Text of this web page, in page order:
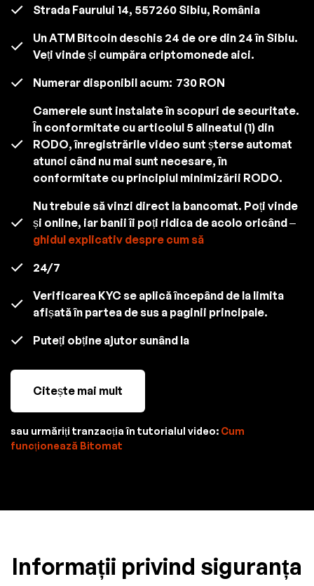
Strada Faurului 14, 557260 Sibiu, România
Un ATM Bitcoin deschis 24 de ore din 24 în Sibiu.
Veți vinde și cumpăra criptomonede aici.
Numerar disponibil acum: 730 RON
Camerele sunt instalate în scopuri de securitate.
În conformitate cu articolul 5 alineatul (1) din
RODO, înregistrările video sunt șterse automat
atunci când nu mai sunt necesare, în
conformitate cu principiul minimizării RODO.
Nu trebuie să vinzi direct la bancomat. Poți vinde
și online, iar banii îi poți ridica de acolo oricând –
ghidul explicativ despre cum să
24/7
Verificarea KYC se aplică începând de la limita
afișată în partea de sus a paginii principale.
Puteți obține ajutor sunând la
Citește mai mult
sau urmăriți tranzacția în tutorialul video: Cum
funcționează Bitomat
Informații privind siguranța